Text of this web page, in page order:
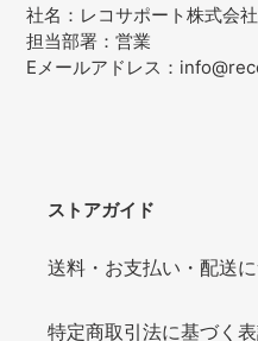
社名：レコサポート株式会社
担当部署：営業
Eメールアドレス：
ストアガイド
送料・お支払い・配送
特定商取引法に基づく